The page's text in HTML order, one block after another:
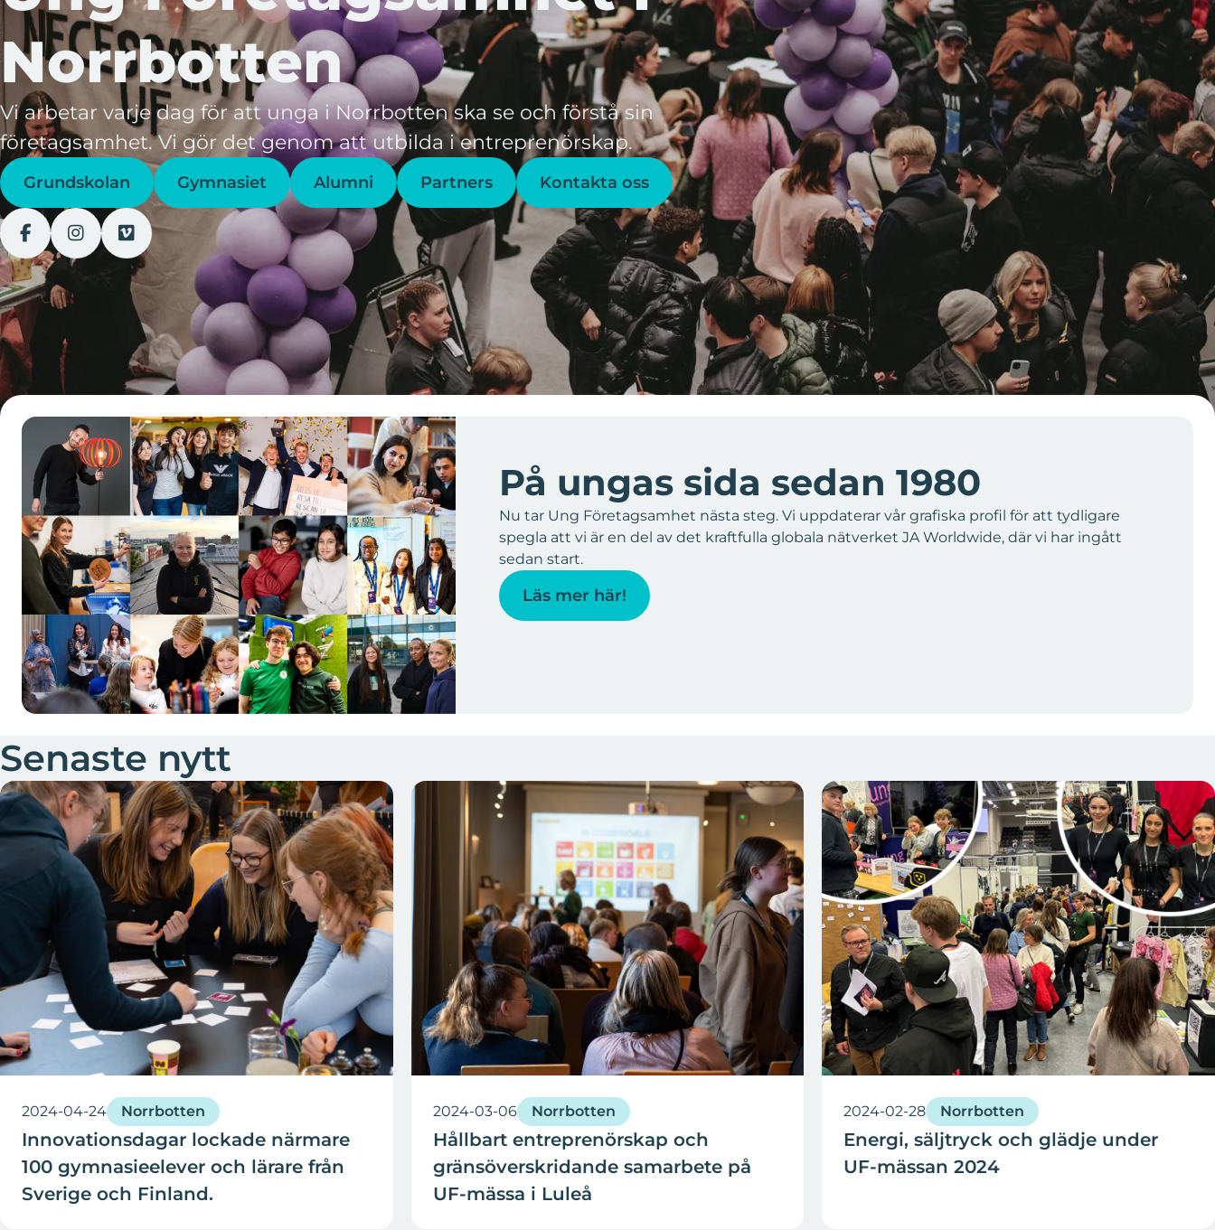
Norrbotten
Vi arbetar varje dag för att unga i Norrbotten ska se och förstå sin
företagsamhet. Vi gör det genom att utbilda i entreprenörskap.
Grundskolan Gymnasiet Alumni Partners Kontakta oss
På ungas sida sedan 1980
Nu tar Ung Företagsamhet nästa steg. Vi uppdaterar vår grafiska profil för att tydligare
spegla att vi är en del av det kraftfulla globala nätverket JA Worldwide, där vi har ingått
sedan start.
Läs mer här!
Senaste nytt
2024-04-24 Norrbotten
Innovationsdagar lockade närmare
100 gymnasieelever och lärare från
Sverige och Finland.
2024-03-06 Norrbotten
Hållbart entreprenörskap och
gränsöverskridande samarbete på
UF-mässa i Luleå
2024-02-28 Norrbotten
Energi, säljtryck och glädje under
UF-mässan 2024